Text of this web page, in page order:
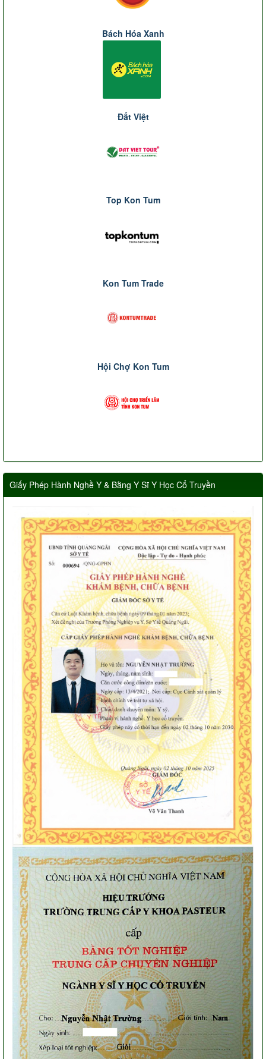
Bách Hóa Xanh
Đất Việt
Top Kon Tum
Kon Tum Trade
Hội Chợ Kon Tum
Giấy Phép Hành Nghề Y & Bằng Y Sĩ Y Học Cổ Truyền